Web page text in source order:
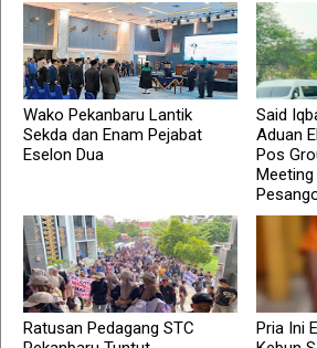
Wako Pekanbaru Lantik
Sekda dan Enam Pejabat
Eselon Dua
Said
Aduan
Pos
Meeting
Ratusan Pedagang STC
Pria Ini